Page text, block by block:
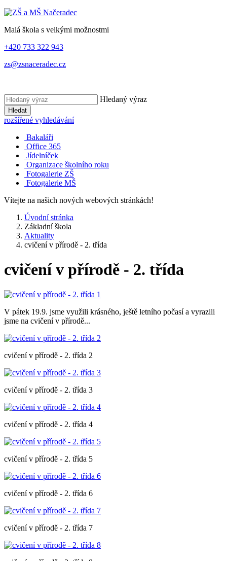
Malá škola s velkými možnostmi
+420 733 322 943
zs@zsnaceradec.cz
Hledaný výraz
Hledat
rozšířené vyhledávání
Bakaláři
Office 365
Jídelníček
Organizace školního roku
Fotogalerie ZŠ
Fotogalerie MŠ
Vítejte na našich nových webových stránkách!
Úvodní stránka
Základní škola
Aktuality
cvičení v přírodě - 2. třída
cvičení v přírodě - 2. třída
V pátek 19.9. jsme využili krásného, ještě letního počasí a vyrazili
jsme na cvičení v přírodě...
cvičení v přírodě - 2. třída 2
cvičení v přírodě - 2. třída 3
cvičení v přírodě - 2. třída 4
cvičení v přírodě - 2. třída 5
cvičení v přírodě - 2. třída 6
cvičení v přírodě - 2. třída 7